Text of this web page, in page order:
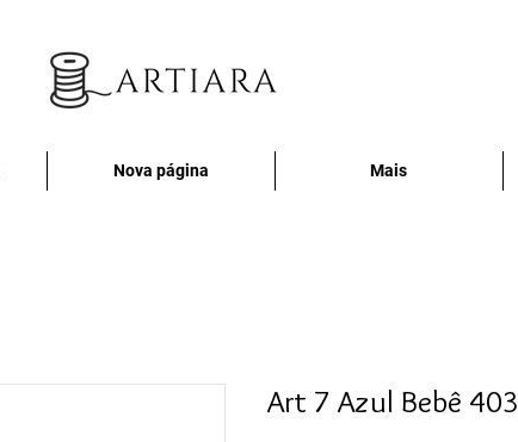
Nova página Mais
Art 7 Azul Bebê 403